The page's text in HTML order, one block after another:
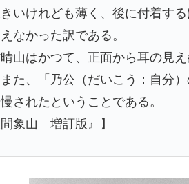
いけれども薄く、後に付着する
なかった訳である。
山はかつて、正面から耳の見
た、「乃公（だいこう：自分
されたということである。
間象山 増訂版』】